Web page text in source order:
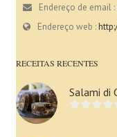
Endereço de email :
Endereço web :
RECEITAS RECENTES
Salami di